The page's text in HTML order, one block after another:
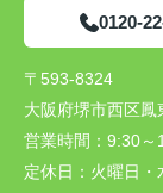
0120-
〒593-8324
大阪府堺市西区
営業時間： 9:30～
定休日： 火曜日・